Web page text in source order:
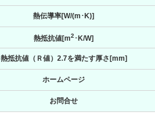
熱伝導率[W/(m･K)]
熱抵抗値[m2 ･K/W]
熱抵抗値（Ｒ値）2.7を満たす厚さ[mm]
ホームページ
お問合せ